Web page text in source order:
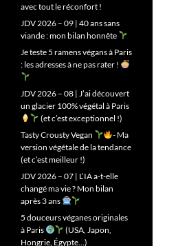
avec tout le réconfort !
JDV 2026 – 09 | 40 ans sans
viande : mon bilan honnête
Je teste 5 ramens végans à Paris
: les adresses à ne pas rater !
JDV 2026 – 08 | J’ai découvert
un glacier 100% végétal à Paris
(et c’est exceptionnel !)
Tasty Crousty Vegan
- Ma
version végétale de la tendance
(et c’est meilleur !)
JDV 2026 – 07 | L’IA a-t-elle
changé ma vie ? Mon bilan
après 3 ans
5 douceurs véganes originales
à Paris
(USA, Japon,
Hongrie, Égypte…)